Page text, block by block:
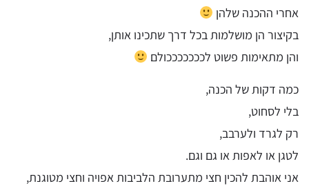
אחרי ההכנה שלהן
בקיצור הן מושלמות בכל דרך שתכינו אותן,
והן מתאימות פשוט לכככככככולם
כמה דקות של הכנה,
בלי לסחוט,
רק לגרד ולערבב,
לטגן או לאפות או גם וגם.
אני אוהבת להכין חצי מתערובת הלביבות אפויה וחצי מטוגנת,